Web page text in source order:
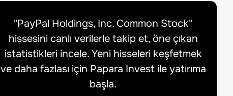
"PayPal Holdings, Inc. Common Stock"
hissesini canlı verilerle takip et, öne çıkan
istatistikleri incele. Yeni hisseleri keşfetmek
ve daha fazlası için Papara Invest ile yatırıma
başla.